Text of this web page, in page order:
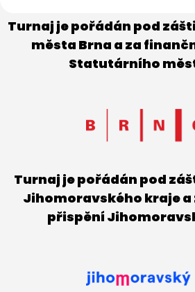
Turnaj je pořádán pod
města Brna a za
Statutárního
Turnaj je pořádán pod
Jihomoravského kraje
přispění